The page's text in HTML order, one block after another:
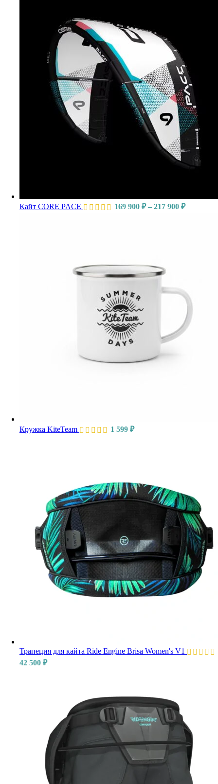
Кайт CORE PACE 169 900 ₽ – 217 900 ₽
Кружка KiteTeam 1 599 ₽
Трапеция для кайта Ride Engine Brisa Women's V1
42 500 ₽